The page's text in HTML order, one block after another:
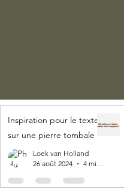
Inspiration pour le texte
sur une pierre tombale
Loek van Holland
26 août 2024
4 min de lecture